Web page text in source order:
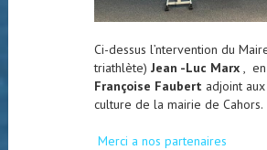
Ci-dessus l’ntervention du
triathlète) Jean -Luc Marx, en
Françoise Faubert adjoint
culture de la mairie de Cahors.
Merci a nos partenaires